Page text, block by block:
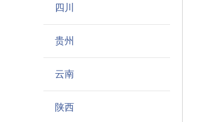
四川
贵州
云南
陕西